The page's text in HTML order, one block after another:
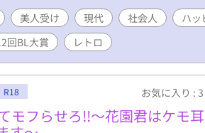
つけてみました。グロはない予定
す。描写等も含めて、あくまで物語
ください。 #SM要素あり（微量
うにやさしい #ストーリー重視
結 【登場人物】 青葉恒星（あお
続く造園屋の一人息子。江戸っ子
ャな男だが、現在は普通の会社員
やま くろえ・32歳）学生時代に開
美人受け 現代 社会人 ハッ
回BL大賞 レトロ
R18 お気に入り : 3
モフらせろ!!～花園君はケモ